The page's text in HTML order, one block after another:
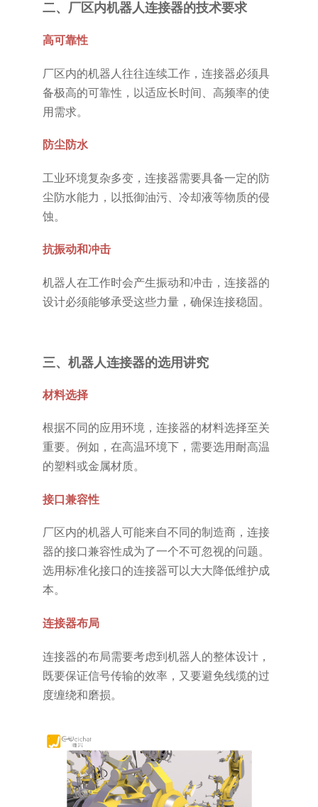
二、厂区内机器人连接器的技术要求
高可靠性
厂区内的机器人往往连续工作，连接器必须具
备极高的可靠性，以适应长时间、高频率的使
用需求。
防尘防水
工业环境复杂多变，连接器需要具备一定的防
尘防水能力，以抵御油污、冷却液等物质的侵
蚀。
抗振动和冲击
机器人在工作时会产生振动和冲击，连接器的
设计必须能够承受这些力量，确保连接稳固。
三、机器人连接器的选用讲究
材料选择
根据不同的应用环境，连接器的材料选择至关
重要。例如，在高温环境下，需要选用耐高温
的塑料或金属材质。
接口兼容性
厂区内的机器人可能来自不同的制造商，连接
器的接口兼容性成为了一个不可忽视的问题。
选用标准化接口的连接器可以大大降低维护成
本。
连接器布局
连接器的布局需要考虑到机器人的整体设计，
既要保证信号传输的效率，又要避免线缆的过
度缠绕和磨损。